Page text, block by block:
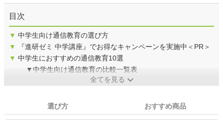
目次
▼ 中学生向け通信教育の選び方
▼
『進研ゼミ 中学講座』でお得なキャンペーンを実施中＜PR＞
▼ 中学生におすすめの通信教育10選
▼中学生向け通信教育の比較一覧表
全てを見る
選び方 おすすめ商品